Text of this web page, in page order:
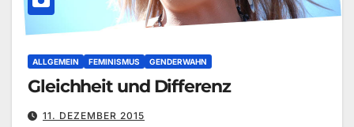
ALLGEMEIN FEMINISMUS GENDERWAHN
Gleichheit und Differenz
11. DEZEMBER 2015